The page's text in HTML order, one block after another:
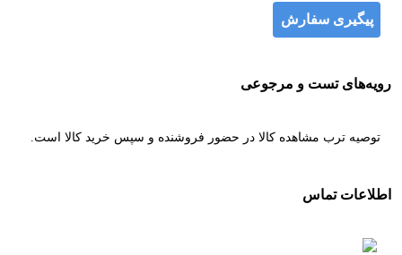
پیگیری سفارش
رویه‌های تست و مرجوعی
توصیه ترب مشاهده کالا در حضور فروشنده و سپس خرید کالا است.
اطلاعات تماس